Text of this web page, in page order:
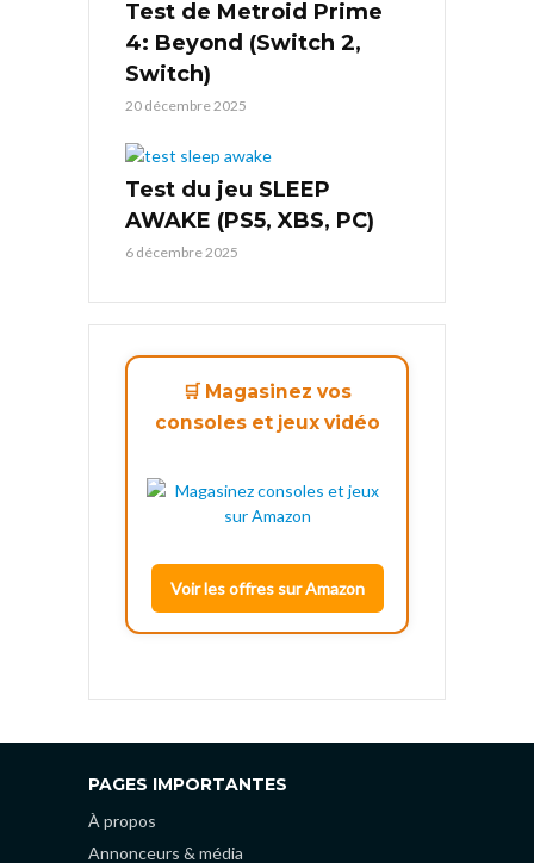
Test de Metroid Prime
4: Beyond (Switch 2,
Switch)
20 décembre 2025
Test du jeu SLEEP
AWAKE (PS5, XBS, PC)
6 décembre 2025
🛒 Magasinez vos
consoles et jeux vidéo
Voir les offres sur Amazon
PAGES IMPORTANTES
À propos
Annonceurs & média